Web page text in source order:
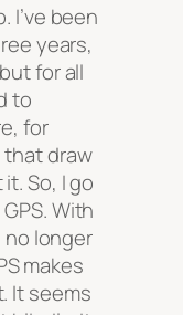
I’ve been
years,
for all
to
for
draw
So, I go
With
longer
makes
It seems